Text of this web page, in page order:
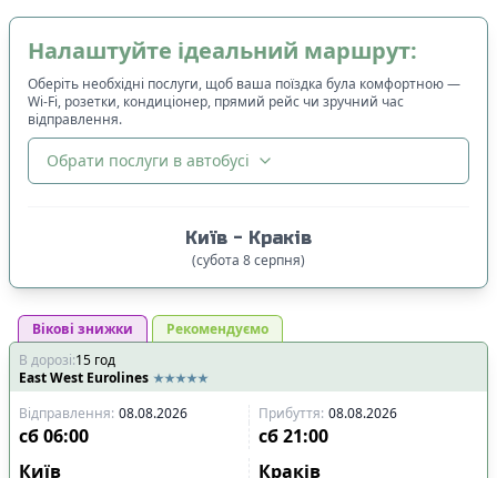
Налаштуйте ідеальний маршрут:
Оберіть необхідні послуги, щоб ваша поїздка була комфортною —
Wi-Fi, розетки, кондиціонер, прямий рейс чи зручний час
відправлення.
Обрати послуги в автобусі
Спочатку дешевші
Час відправлення:
Спочатку ранні
Спочатку вечірні
Час прибуття
Київ - Краків
(субота 8серпня)
Вікові знижки
Рекомендуємо
В дорозі:15 год
East West Eurolines
Відправлення: 08.08.2026 Прибуття: 08.08.2026
сб06:00 сб 21:00
Київ
Краків